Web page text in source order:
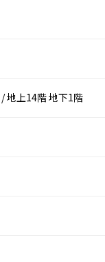
/地上14階地下1階